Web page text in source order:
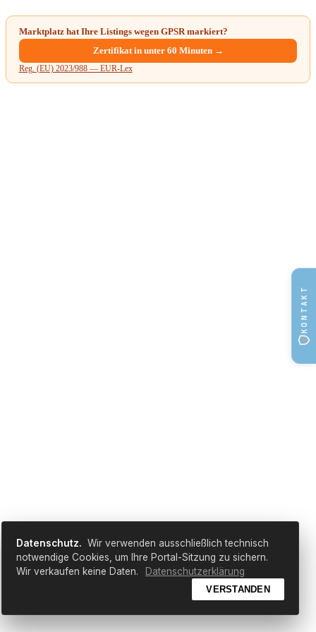
Marktplatz hat Ihre Listings wegen GPSR markiert?
Zertifikat in unter 60 Minuten →
Reg. (EU) 2023/988 — EUR-Lex
Datenschutz. Wir verwenden ausschließlich technisch
notwendige Cookies, um Ihre Portal-Sitzung zu sichern.
Wir verkaufen keine Daten.
Datenschutzerklärung
VERSTANDEN
KONTAKT